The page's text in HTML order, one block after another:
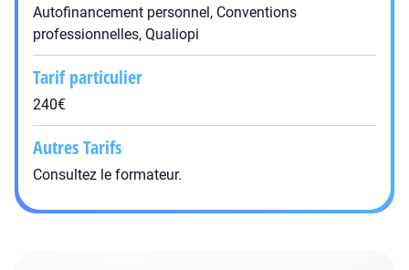
Autofinancement personnel, Conventions
professionnelles, Qualiopi
Tarif particulier
240€
Autres Tarifs
Consultez le formateur.